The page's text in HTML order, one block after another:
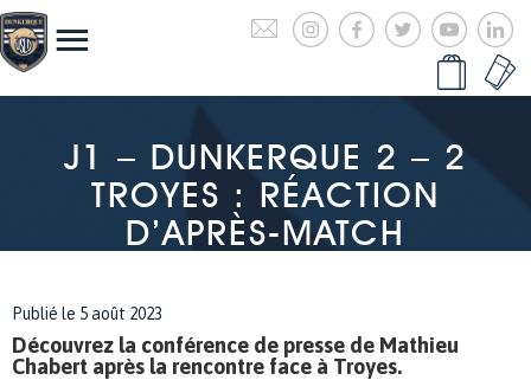
J1 – DUNKERQUE 2 – 2
TROYES : RÉACTION
D’APRÈS-MATCH
Publié le 5 août 2023
Découvrez la conférence de presse de Mathieu
Chabert après la rencontre face à Troyes.